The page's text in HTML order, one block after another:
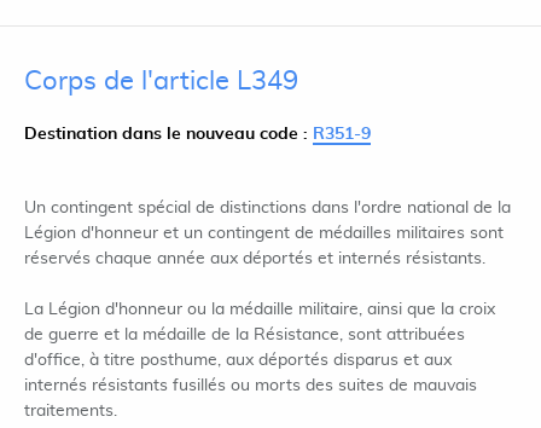
Corps de l'article L349
Destination dans le nouveau code : R351-9
Un contingent spécial de distinctions dans l'ordre national de la
Légion d'honneur et un contingent de médailles militaires sont
réservés chaque année aux déportés et internés résistants.
La Légion d'honneur ou la médaille militaire, ainsi que la croix
de guerre et la médaille de la Résistance, sont attribuées
d'office, à titre posthume, aux déportés disparus et aux
internés résistants fusillés ou morts des suites de mauvais
traitements.